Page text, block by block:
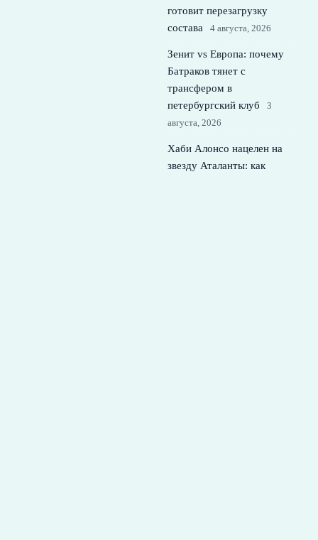
готовит перезагрузку
состава
4 августа, 2026
Зенит vs Европа: почему
Батраков тянет с
трансфером в
петербургский клуб
3
августа, 2026
Хаби Алонсо нацелен на
звезду Аталанты: как